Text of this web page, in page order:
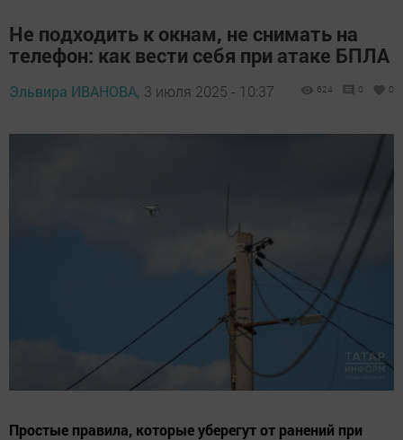
Не подходить к окнам, не снимать на
телефон: как вести себя при атаке БПЛА
Эльвира ИВАНОВА, 3 июля 2025 - 10:37 624 0 0
Простые правила, которые уберегут от ранений при